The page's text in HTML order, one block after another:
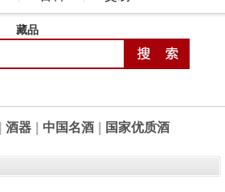
藏品
酒器 中国名酒 国家优质酒